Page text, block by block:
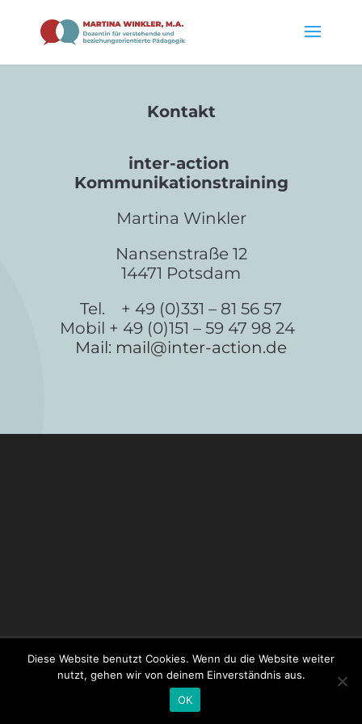
Kontakt
inter-action
Kommunikationstraining
Martina Winkler
Nansenstraße 12
14471 Potsdam
Tel. + 49 (0)331 – 81 56 57
Mobil + 49 (0)151 – 59 47 98 24
Mail: mail@inter-action.de
Impressum Datenschutz
Diese Website benutzt Cookies. Wenn du die Website weiter
nutzt, gehen wir von deinem Einverständnis aus.
OK